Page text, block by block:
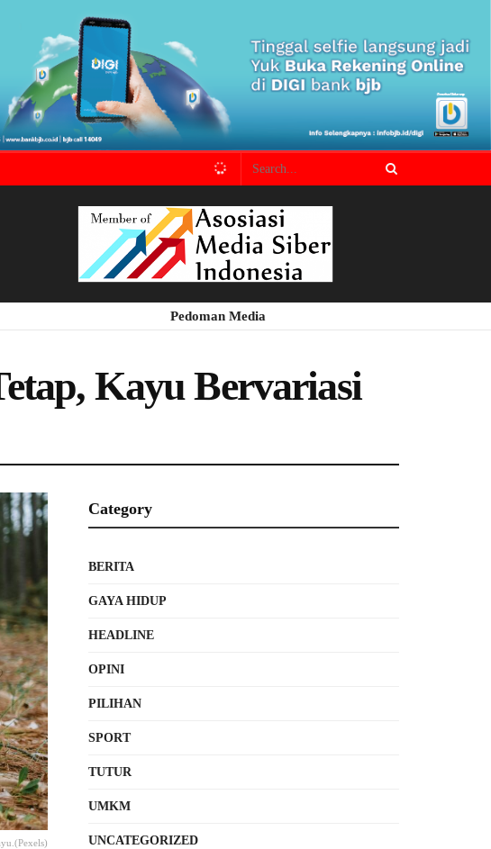
Pedoman Media
Kayu Bervariasi
Category
BERITA
GAYA HIDUP
HEADLINE
OPINI
PILIHAN
SPORT
TUTUR
UMKM
UNCATEGORIZED